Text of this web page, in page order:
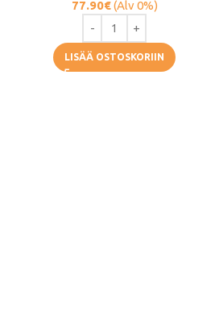
77.90€(Alv 0%)
LISÄÄ OSTOSKORIIN